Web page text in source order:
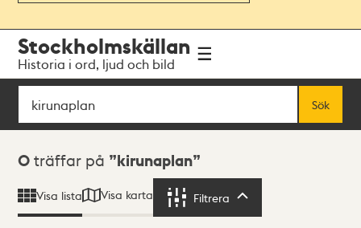
navigationen
huvudinnehållet
Stockholmskällan
Historia i ord, ljud och bild
Sök
Sök
Sökresultat
0 träffar på kirunaplan
Visa lista Visa karta Filtrera